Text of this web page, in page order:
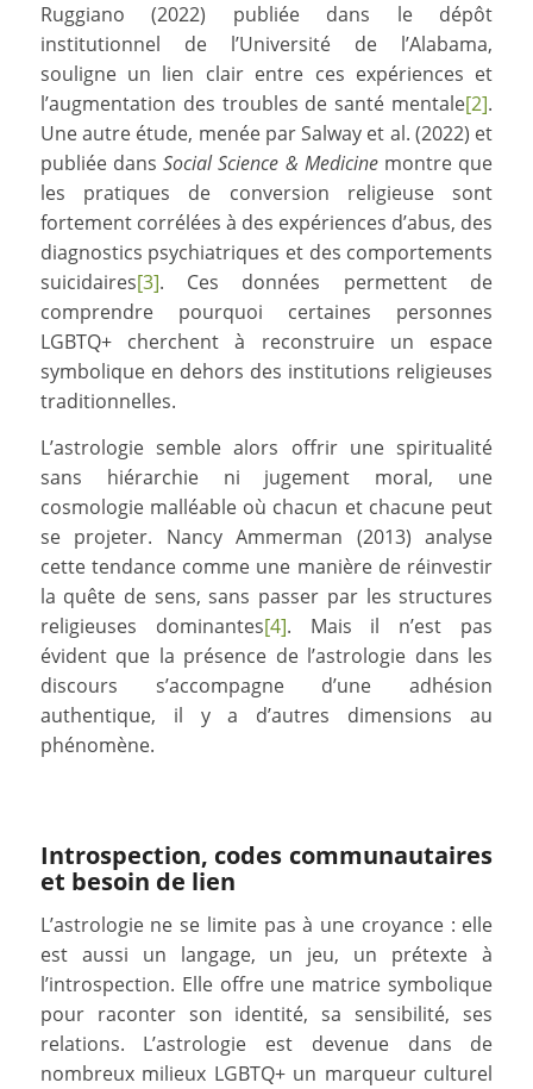
Ruggiano (2022) publiée dans le dépôt
institutionnel de l’Université de l’Alabama,
souligne un lien clair entre ces expériences et
l’augmentation des troubles de santé mentale[2].
Une autre étude, menée par Salway et al. (2022) et
publiée dansSocial Science & Medicinemontre que
les pratiques de conversion religieuse sont
fortement corrélées à des expériences d’abus, des
diagnostics psychiatriques et des comportements
suicidaires[3]. Ces données permettent de
comprendre pourquoi certaines personnes
LGBTQ+ cherchent à reconstruire un espace
symbolique en dehors des institutions religieuses
traditionnelles.
L’astrologie semble alors offrir une spiritualité
sans hiérarchie ni jugement moral, une
cosmologie malléable où chacun et chacune peut
se projeter. Nancy Ammerman (2013) analyse
cette tendance comme une manière de réinvestir
la quête de sens, sans passer par les structures
religieuses dominantes[4]. Mais il n’est pas
évident que la présence de l’astrologie dans les
discours s’accompagne d’une adhésion
authentique, il y a d’autres dimensions au
phénomène.
Introspection, codes communautaires
et besoin de lien
L’astrologie ne se limite pas à une croyance : elle
est aussi un langage, un jeu, un prétexte à
l’introspection. Elle offre une matrice symbolique
pour raconter son identité, sa sensibilité, ses
relations. L’astrologie est devenue dans de
nombreux milieux LGBTQ+ un marqueur culturel